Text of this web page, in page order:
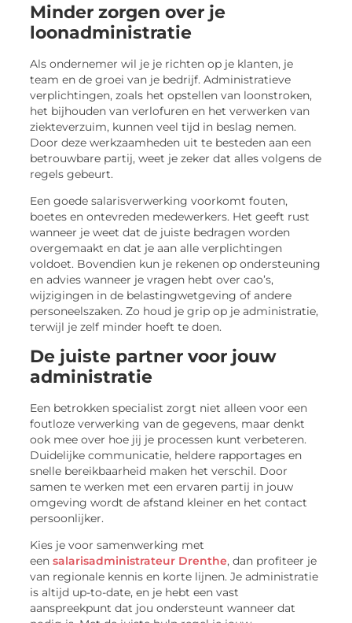
Minder zorgen over je
loonadministratie
Als ondernemer wil je je richten op je klanten, je
team en de groei van je bedrijf. Administratieve
verplichtingen, zoals het opstellen van loonstroken,
het bijhouden van verlofuren en het verwerken van
ziekteverzuim, kunnen veel tijd in beslag nemen.
Door deze werkzaamheden uit te besteden aan een
betrouwbare partij, weet je zeker dat alles volgens de
regels gebeurt.
Een goede salarisverwerking voorkomt fouten,
boetes en ontevreden medewerkers. Het geeft rust
wanneer je weet dat de juiste bedragen worden
overgemaakt en dat je aan alle verplichtingen
voldoet. Bovendien kun je rekenen op ondersteuning
en advies wanneer je vragen hebt over cao’s,
wijzigingen in de belastingwetgeving of andere
personeelszaken. Zo houd je grip op je administratie,
terwijl je zelf minder hoeft te doen.
De juiste partner voor jouw
administratie
Een betrokken specialist zorgt niet alleen voor een
foutloze verwerking van de gegevens, maar denkt
ook mee over hoe jij je processen kunt verbeteren.
Duidelijke communicatie, heldere rapportages en
snelle bereikbaarheid maken het verschil. Door
samen te werken met een ervaren partij in jouw
omgeving wordt de afstand kleiner en het contact
persoonlijker.
Kies je voor samenwerking met
eensalarisadministrateur Drenthe, dan profiteer je
van regionale kennis en korte lijnen. Je administratie
is altijd up-to-date, en je hebt een vast
aanspreekpunt dat jou ondersteunt wanneer dat